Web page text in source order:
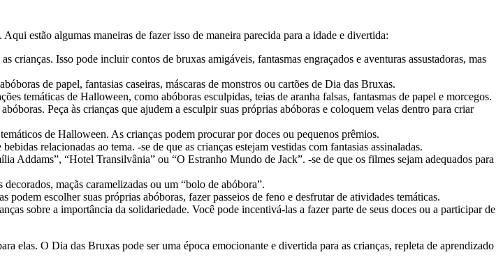
estão algumas maneiras de fazer isso de maneira parecida para a idade e divertida:
Isso pode incluir contos de bruxas amigáveis, fantasmas engraçados e aventuras assustadoras, mas
de papel, fantasias caseiras, máscaras de monstros ou cartões de Dia das Bruxas.
temáticas de Halloween, como abóboras esculpidas, teias de aranha falsas, fantasmas de papel e morcegos.
Peça às crianças que ajudem a esculpir suas próprias abóboras e coloquem velas dentro para criar
de Halloween. As crianças podem procurar por doces ou pequenos prêmios.
relacionadas ao tema. -se de que as crianças estejam vestidas com fantasias assinaladas.
Addams”, “Hotel Transilvânia” ou “O Estranho Mundo de Jack”. -se de que os filmes sejam adequados para
maçãs caramelizadas ou um “bolo de abóbora”.
escolher suas próprias abóboras, fazer passeios de feno e desfrutar de atividades temáticas.
sobre a importância da solidariedade. Você pode incentivá-las a fazer parte de seus doces ou a participar de
elas. O Dia das Bruxas pode ser uma época emocionante e divertida para as crianças, repleta de aprendizado